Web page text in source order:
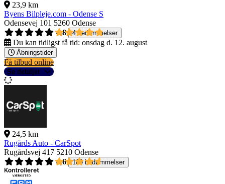
23,9 km
Byens Bilpleje.com - Odense S
Odensevej 101 5260 Odense
4,8
4 bedømmelser
Du kan tidligst få tid: onsdag d. 12. august
Åbningstider
Få tilbud online
Se detaljer
24,5 km
Rugårds Auto - CarSpot
Rugårdsvej 417 5210 Odense
4,6
109 bedømmelser